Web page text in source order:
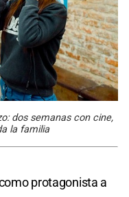
dos semanas con cine,
la familia
protagonista a